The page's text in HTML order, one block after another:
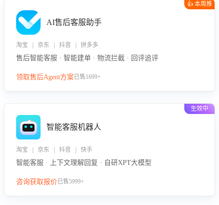
👍 本周推
AI售后客服助手
淘宝 | 京东 | 抖音 | 拼多多
售后智能客服 · 智能建单 · 物流拦截 · 回评追评
领取售后Agent方案已售1699+
生效中
智能客服机器人
淘宝 | 京东 | 抖音 | 快手
智能客服 · 上下文理解回复 · 自研XPT大模型
咨询获取报价已售5999+